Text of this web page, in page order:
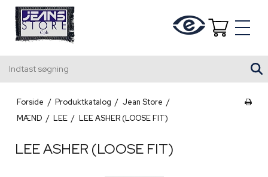
Forside / Produktkatalog / Jean Store /
MÆND / LEE / LEE ASHER (LOOSE FIT)
LEE ASHER (LOOSE FIT)